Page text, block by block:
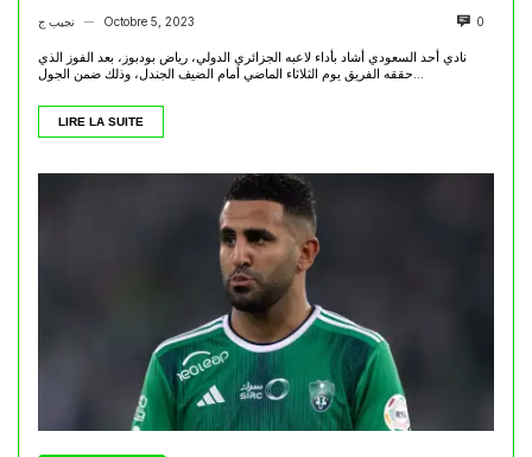
نجيب ج — Octobre 5, 2023 0
نادي أُحد السعودي أشاد بأداء لاعبه الجزائري الدولي، رياض بودبوز، بعد الفوز الذي
حققه الفريق يوم الثلاثاء الماضي أمام الضيف الجندل، وذلك ضمن الجول...
LIRE LA SUITE